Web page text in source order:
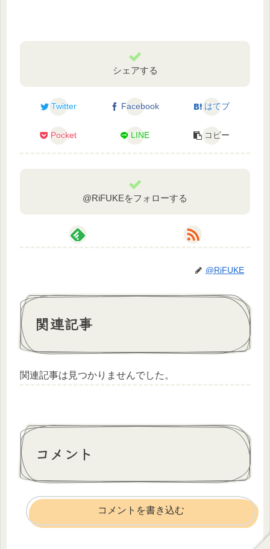
シェアする
Twitter Facebook はてブ
Pocket LINE コピー
@RiFUKEをフォローする
@RiFUKE
関連記事
関連記事は見つかりませんでした。
コメント
コメントを書き込む